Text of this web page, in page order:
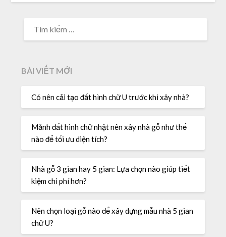
BÀI VIẾT MỚI
Có nên cải tạo đất hình chữ U trước khi xây nhà?
Mảnh đất hình chữ nhật nên xây nhà gỗ như thế
nào để tối ưu diện tích?
Nhà gỗ 3 gian hay 5 gian: Lựa chọn nào giúp tiết
kiệm chi phí hơn?
Nên chọn loại gỗ nào để xây dựng mẫu nhà 5 gian
chữ U?